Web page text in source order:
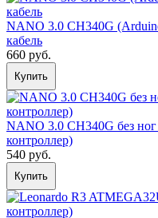
NANO 3.0 CH340G
кабель
660 руб.
Купить
NANO 3.0 CH340G без
контроллер)
540 руб.
Купить